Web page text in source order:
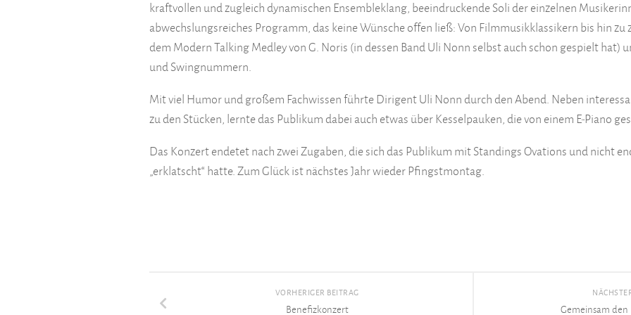
kraftvollen und zugleich dynamischen Ensembleklang, beeindruckende Soli der einzelnen
abwechslungsreiches Programm, das keine Wünsche offen ließ: Von Filmmusikklassikern bis hin
dem Modern Talking Medley von G. Noris (in dessen Band Uli Nonn selbst auch schon gespielt hat)
und Swingnummern.
Mit viel Humor und großem Fachwissen führte Dirigent Uli Nonn durch den Abend. Neben
zu den Stücken, lernte das Publikum dabei auch etwas über Kesselpauken, die von einem E-Piano
Das Konzert endetet nach zwei Zugaben, die sich das Publikum mit Standings Ovations und nicht
„erklatscht“ hatte. Zum Glück ist nächstes Jahr wieder Pfingstmontag.
Gemeinsam
VORHERIGER BEITRAG
Benefizkonzert